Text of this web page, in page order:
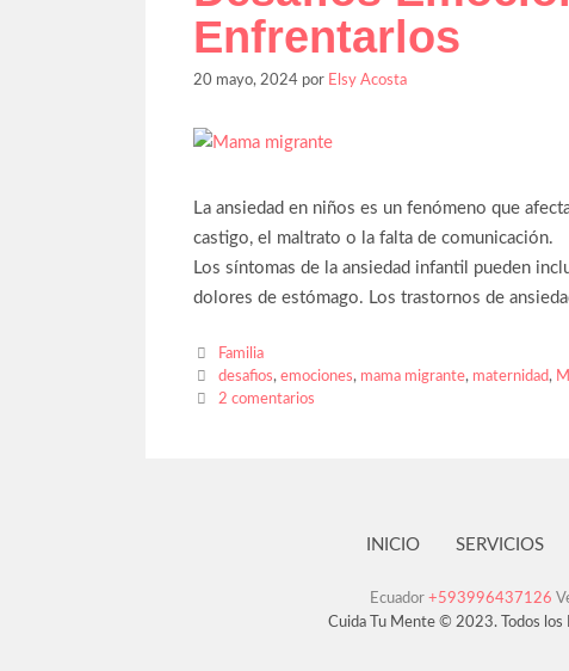
Enfrentarlos
20 mayo, 2024 por Elsy Acosta
La ansiedad en niños es un fenómeno que
castigo, el maltrato o la falta de comunicación.
Los síntomas de la ansiedad infantil pueden
dolores de estómago. Los trastornos de
Familia
desafios, emociones, mama migrante, maternidad,
2 comentarios
INICIO SERVICIOS
Ecuador +593996437126
Cuida Tu Mente © 2023. Todos los